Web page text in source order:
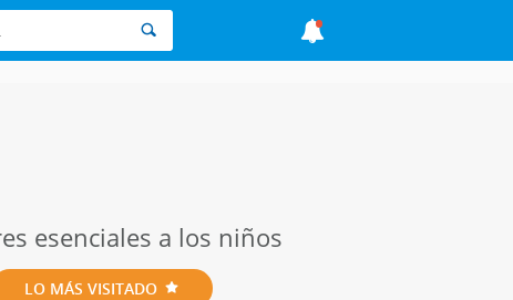
esenciales a los niños
LO MÁS VISITADO